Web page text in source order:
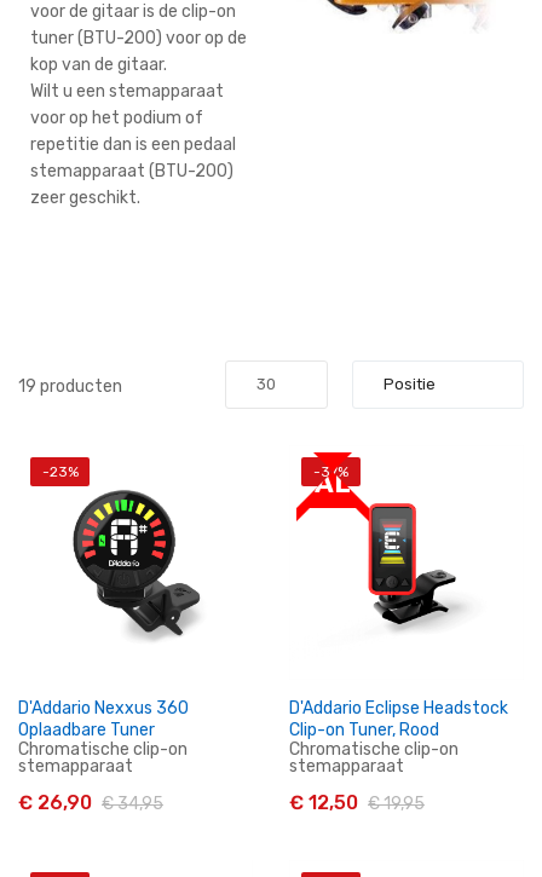
voor de gitaar is de clip-on
tuner (BTU-200) voor op de
kop van de gitaar.
Wilt u een stemapparaat
voor op het podium of
repetitie dan is een pedaal
stemapparaat (BTU-200)
zeer geschikt.
19 producten
-23%
D'Addario Nexxus 360
Oplaadbare Tuner
Chromatische clip-on
stemapparaat
€ 26,90 € 34,95
SALE
-37%
D'Addario Eclipse Headstock
Clip-on Tuner, Rood
Chromatische clip-on
stemapparaat
€ 12,50 € 19,95